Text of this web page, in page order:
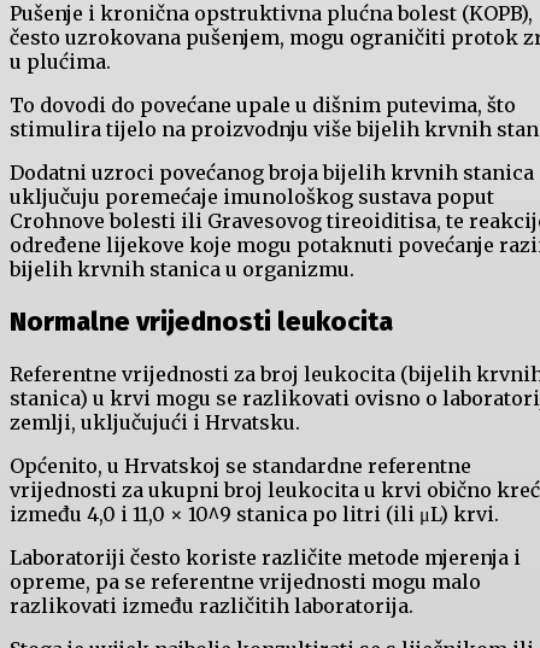
Pušenje i kronična opstruktivna plućna bolest (KOPB),
često uzrokovana pušenjem, mogu ograničiti protok
u plućima.
To dovodi do povećane upale u dišnim putevima, što
stimulira tijelo na proizvodnju više bijelih krvnih
Dodatni uzroci povećanog broja bijelih krvnih stanica
uključuju poremećaje imunološkog sustava poput
Crohnove bolesti ili Gravesovog tireoiditisa, te
određene lijekove koje mogu potaknuti povećanje
bijelih krvnih stanica u organizmu.
Normalne vrijednosti leukocita
Referentne vrijednosti za broj leukocita (bijelih
stanica) u krvi mogu se razlikovati ovisno o
zemlji, uključujući i Hrvatsku.
Općenito, u Hrvatskoj se standardne referentne
vrijednosti za ukupni broj leukocita u krvi obično
između 4,0 i 11,0 × 10^9 stanica po litri (ili μL) krvi.
Laboratoriji često koriste različite metode mjerenja i
opreme, pa se referentne vrijednosti mogu malo
razlikovati između različitih laboratorija.